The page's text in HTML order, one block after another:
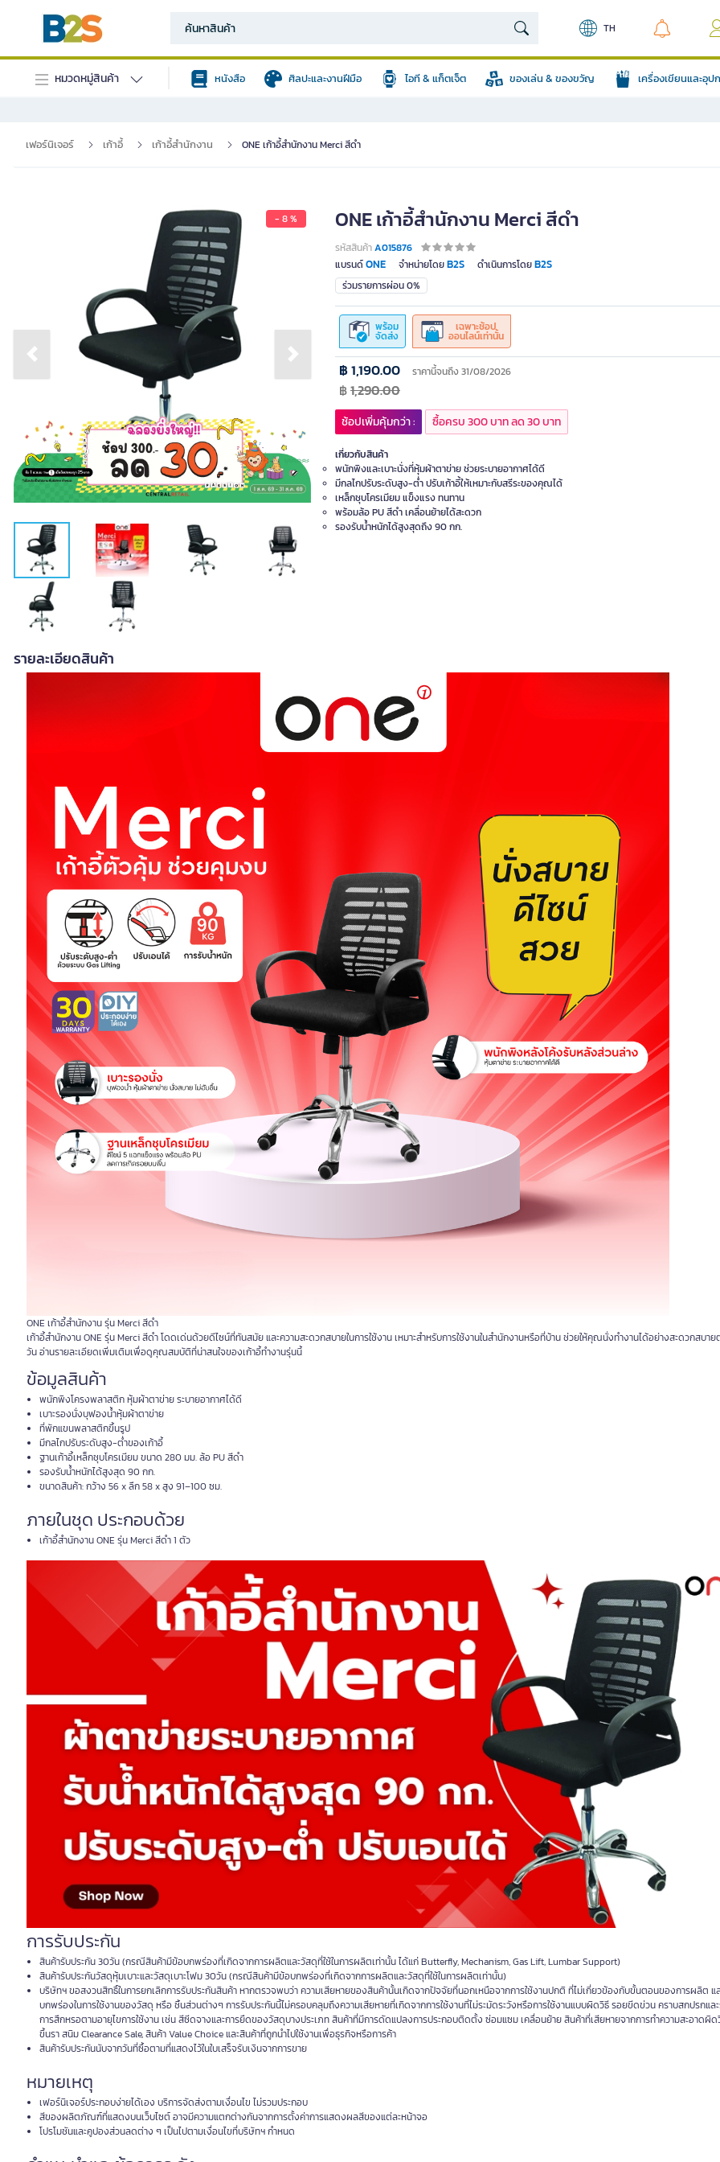
TH
หมวดหมู่สินค้า หนังสือ ศิลปะและงานฝีมือ ไอที & แก็ตเจ็ต ของเล่น & ของขวัญ เครื่องเขียนและอุ
เฟอร์นิเจอร์ เก้าอี้ เก้าอี้สำนักงาน ONE เก้าอี้สำนักงาน Merci สีดำ
- 8 %
Previous slide Next slide
ONE เก้าอี้สำนักงาน Merci สีดำ
รหัสสินค้าA015876
แบรนด์ONE จำหน่ายโดยB2S ดำเนินการโดยB2S
ร่วมรายการผ่อน 0%
พร้อม
จัดส่ง
เฉพาะช้อป
ออนไลน์เท่านั้น
฿ 1,190.00 ราคานี้จนถึง 31/08/2026
฿1,290.00
ช้อปเพิ่มคุ้มกว่า : ซื้อครบ 300 บาท ลด 30 บาท
เกี่ยวกับสินค้า
พนักพิงและเบาะนั่งที่หุ้มผ้าตาข่าย ช่วยระบายอากาศได้ดี
มีกลไกปรับระดับสูง-ต่ำ ปรับเก้าอี้ให้เหมาะกับสรีระของคุณได้
เหล็กชุบโครเมียม แข็งแรง ทนทาน
พร้อมล้อ PU สีดำ เคลื่อนย้ายได้สะดวก
รองรับน้ำหนักได้สูงสุดถึง 90 กก.
รายละเอียดสินค้า
ONE เก้าอี้สำนักงาน รุ่น Merci สีดำ
เก้าอี้สำนักงาน ONE รุ่น Merci สีดำ โดดเด่นด้วยดีไซน์ที่ทันสมัย และความสะดวกสบายในการใช้งาน เหมาะสำหรับการใช้งานในสำนักงานหรือที่บ้าน ช่วยให้คุณนั่งทำงานได้อย่างสะดวกสบา
วัน อ่านรายละเอียดเพิ่มเติมเพื่อดูคุณสมบัติที่น่าสนใจของเก้าอี้ทำงานรุ่นนี้
ข้อมูลสินค้า
พนักพิงโครงพลาสติก หุ้มผ้าตาข่าย ระบายอากาศได้ดี
เบาะรองนั่งบุฟองน้ำหุ้มผ้าตาข่าย
ที่พักแขนพลาสติกขึ้นรูป
มีกลไกปรับระดับสูง-ต่ำของเก้าอี้
ฐานเก้าอี้เหล็กชุบโครเมียม ขนาด 280 มม. ล้อ PU สีดำ
รองรับน้ำหนักได้สูงสุด 90 กก.
ขนาดสินค้า: กว้าง 56 x ลึก 58 x สูง 91–100 ซม.
ภายในชุด ประกอบด้วย
เก้าอี้สำนักงาน ONE รุ่น Merci สีดำ 1 ตัว
การรับประกัน
สินค้ารับประกัน 30วัน (กรณีสินค้ามีข้อบกพร่องที่เกิดจากการผลิตและวัสดุที่ใช้ในการผลิตเท่านั้น ได้แก่ Butterfly, Mechanism, Gas Lift, Lumbar Support)
สินค้ารับประกันวัสดุหุ้มเบาะและวัสดุเบาะโฟม 30วัน (กรณีสินค้ามีข้อบกพร่องที่เกิดจากการผลิตและวัสดุที่ใช้ในการผลิตเท่านั้น)
บริษัทฯ ขอสงวนสิทธิ์ในการยกเลิกการรับประกันสินค้า หากตรวจพบว่า ความเสียหายของสินค้านั้นเกิดจากปัจจัยที่นอกเหนือจากการใช้งานปกติ ที่ไม่เกี่ยวข้องกับขั้นตอนของการผลิต แ
บกพร่องในการใช้งานของวัสดุ หรือ ชิ้นส่วนต่างๆ การรับประกันนี้ไม่ครอบคลุมถึงความเสียหายที่เกิดจากการใช้งานที่ไม่ระมัดระวังหรือการใช้งานแบบผิดวิธี รอยขีดข่วน คราบสกปรกแล
การสึกหรอตามอายุไขการใช้งาน เช่น สีซีดจางและการยืดของวัสดุบางประเภท สินค้าที่มีการดัดแปลงการประกอบติดตั้ง ซ่อมแซม เคลื่อนย้าย สินค้าที่เสียหายจากการทำความสะอาดผิด
ขึ้นรา สนิม Clearance Sale, สินค้า Value Choice และสินค้าที่ถูกนำไปใช้งานเพื่อธุรกิจหรือการค้า
สินค้ารับประกันนับจากวันที่ซื้อตามที่แสดงไว้ในใบเสร็จรับเงินจากการขาย
หมายเหตุ
เฟอร์นิเจอร์ประกอบง่ายได้เอง บริการจัดส่งตามเงื่อนไข ไม่รวมประกอบ
สีของผลิตภัณฑ์ที่แสดงบนเว็บไซต์ อาจมีความแตกต่างกันจากการตั้งค่าการแสดงผลสีของแต่ละหน้าจอ
โปรโมชันและคูปองส่วนลดต่าง ๆ เป็นไปตามเงื่อนไขที่บริษัทฯ กำหนด